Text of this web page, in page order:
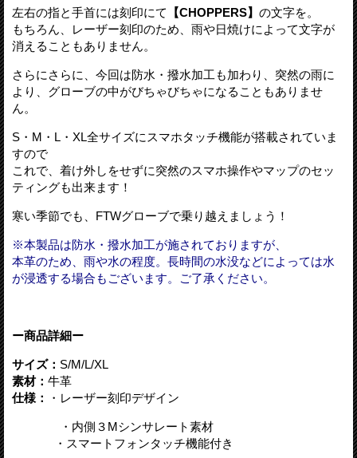
左右の指と手首には刻印にて 【CHOPPERS】 の文字を。
もちろん、レーザー刻印のため、雨や日焼けによって文字が
消えることもありません。
さらにさらに、今回は防水・撥水加工も加わり、突然の雨に
より、グローブの中がびちゃびちゃになることもありませ
ん。
S・M・L・XL全サイズにスマホタッチ機能が搭載されていま
すので
これで、着け外しをせずに突然のスマホ操作やマップのセッ
ティングも出来ます！
寒い季節でも、FTWグローブで乗り越えましょう！
※本製品は防水・撥水加工が施されておりますが、
本革のため、雨や水の程度。長時間の水没などによっては水
が浸透する場合もございます。ご了承ください。
ー商品詳細ー
サイズ： S/M/L/XL
素材： 牛革
仕様：
・レーザー刻印デザイン
・内側３Mシンサレート素材
・スマートフォンタッチ機能付き